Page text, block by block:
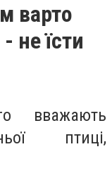
варто
не їсти
вважають
птиці,